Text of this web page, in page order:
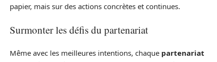
papier, mais sur des actions concrètes et continues.
Surmonter les défis du partenariat
Même avec les meilleures intentions, chaque partenariat